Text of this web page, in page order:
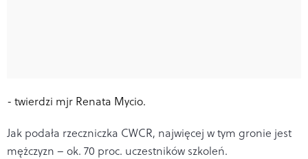
- twierdzi mjr Renata Mycio.
Jak podała rzeczniczka CWCR, najwięcej w tym gronie jest
mężczyzn – ok. 70 proc. uczestników szkoleń.